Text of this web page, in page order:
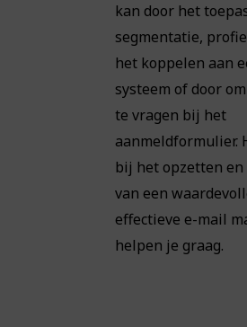
kan door het
segmentatie,
het koppelen aan
systeem of door
te vragen bij het
aanmeldformulier.
bij het opzetten
van een
effectieve e-mail
helpen je graag.